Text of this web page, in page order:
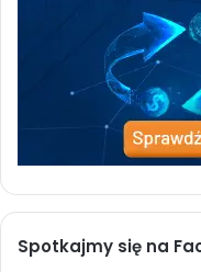
Spotkajmy się na